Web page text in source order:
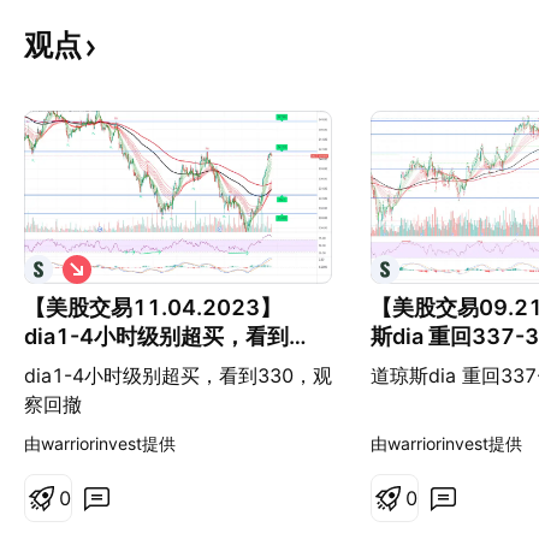
观点
【美股交易11.04.2023】
dia1-4小时级别超买，看到
330，观察回撤
dia1-4小时级别超买，看到330，观
察回撤
做
空
由warriorinvest提供
0
【美股交易
斯dia 重回337-
道琼斯dia 重回
由warriorinvest提供
0